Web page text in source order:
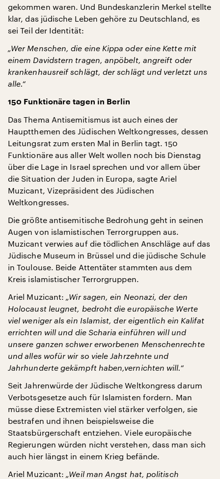
gekommen waren. Und Bundeskanzlerin Merkel stellte
klar, das jüdische Leben gehöre zu Deutschland, es
sei Teil der Identität:
„Wer Menschen, die eine Kippa oder eine Kette mit
einem Davidstern tragen, anpöbelt, angreift oder
krankenhausreif schlägt, der schlägt und verletzt uns
alle.“
150 Funktionäre tagen in Berlin
Das Thema Antisemitismus ist auch eines der
Hauptthemen des Jüdischen Weltkongresses, dessen
Leitungsrat zum ersten Mal in Berlin tagt. 150
Funktionäre aus aller Welt wollen noch bis Dienstag
über die Lage in Israel sprechen und vor allem über
die Situation der Juden in Europa, sagte Ariel
Muzicant, Vizepräsident des Jüdischen
Weltkongresses.
Die größte antisemitische Bedrohung geht in seinen
Augen von islamistischen Terrorgruppen aus.
Muzicant verwies auf die tödlichen Anschläge auf das
Jüdische Museum in Brüssel und die jüdische Schule
in Toulouse. Beide Attentäter stammten aus dem
Kreis islamistischer Terrorgruppen.
Ariel Muzicant: „Wir sagen, ein Neonazi, der den
Holocaust leugnet, bedroht die europäische Werte
viel weniger als ein Islamist, der eigentlich ein Kalifat
errichten will und die Scharia einführen will und
unsere ganzen schwer erworbenen Menschenrechte
und alles wofür wir so viele Jahrzehnte und
Jahrhunderte gekämpft haben,vernichten will.“
Seit Jahrenwürde der Jüdische Weltkongress darum
Verbotsgesetze auch für Islamisten fordern. Man
müsse diese Extremisten viel stärker verfolgen, sie
bestrafen und ihnen beispielsweise die
Staatsbürgerschaft entziehen. Viele europäische
Regierungen würden nicht verstehen, dass man sich
auch hier längst in einem Krieg befände.
Ariel Muzicant: „Weil man Angst hat, politisch